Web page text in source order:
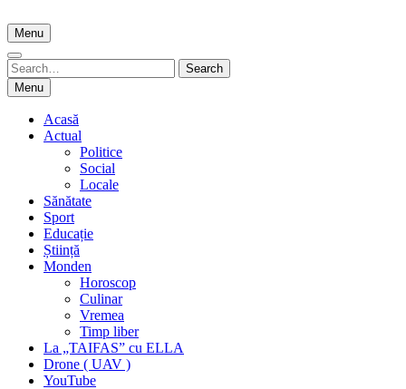
to
content
Menu
Search
for:
Search
Menu
Acasă
Actual
Politice
Social
Locale
Sănătate
Sport
Educație
Știință
Monden
Horoscop
Culinar
Vremea
Timp liber
La „TAIFAS” cu ELLA
Drone ( UAV )
YouTube